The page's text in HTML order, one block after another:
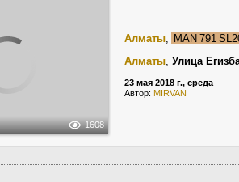
1608
Алматы, MAN 791
Алматы, Улица
23 мая 2018 г., среда
Автор: MIRVAN